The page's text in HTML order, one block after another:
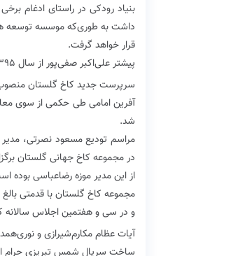
بنیاد رودکی در راستای ادغام
داشت به طوری‌که موسسه توسعه
قرار خواهد گرفت.
پیشتر علی‌اکبر صفی‌پور از سال ۱۳۹۵ مدیریت عامل بنیاد رودکی را عهده‌دار بود که از سال پیش بحث تغییر او مطرح بود.
سرپرست جدید کاخ گلستان
آفرین امامی طی حکمی از سوی
شد.
مراسم تودیع مسعود نصرتی، مدیر
در مجموعه کاخ جهانی گلستان
از این مدیر موزه رضاعباسی بوده
و در سی و هفتمین اجلاس سالانه
آیات عظام مکارم‌شیرازی و
ساخت سریال شمس تبریزی